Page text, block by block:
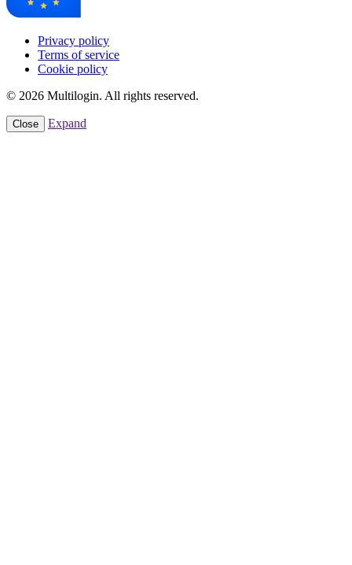
Privacy policy
Terms of service
Cookie policy
© 2026 Multilogin. All rights reserved.
Close Expand